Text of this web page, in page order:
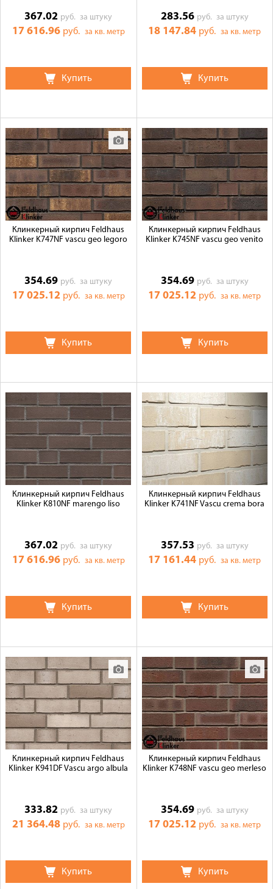
367.02 руб.за штуку
17 616.96 руб. за кв. метр
Купить
283.56 руб. за штуку
18 147.84 руб.за кв. метр
Купить
Клинкерный кирпич Feldhaus
Klinker K747NF vascu geo legoro
354.69 руб.за штуку
17 025.12 руб. за кв. метр
Купить
Клинкерный кирпич Feldhaus
Klinker K745NF vascu geo venito
354.69 руб. за штуку
17 025.12 руб.за кв. метр
Купить
Клинкерный кирпич Feldhaus
Klinker K810NF marengo liso
367.02 руб.за штуку
17 616.96 руб. за кв. метр
Купить
Клинкерный кирпич Feldhaus
Klinker K741NF Vascu crema bora
357.53 руб. за штуку
17 161.44 руб.за кв. метр
Купить
Клинкерный кирпич Feldhaus
Klinker K941DF Vascu argo albula
333.82 руб.за штуку
21 364.48 руб. за кв. метр
Купить
Клинкерный кирпич Feldhaus
Klinker K748NF vascu geo merleso
354.69 руб. за штуку
17 025.12 руб.за кв. метр
Купить